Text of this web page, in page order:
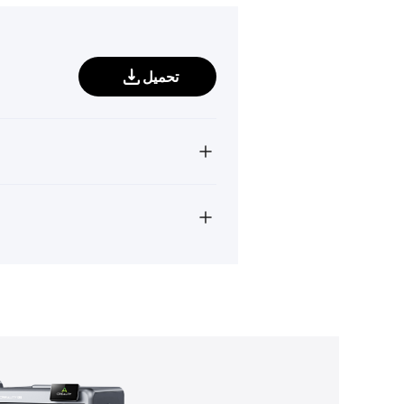
تحميل